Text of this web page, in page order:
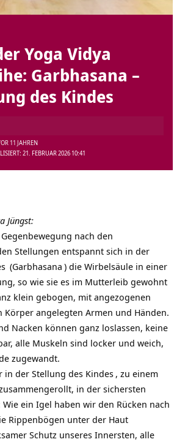
Yoga Vidya
Garbhasana –
des Kindes
21. FEBRUAR 2026 10:41
11 JAHREN
Jüngst:
nach den
Stellungen entspannt sich in der
(Garbhasana ) die Wirbelsäule in einer
so wie sie es im Mutterleib gewohnt
klein gebogen, mit angezogenen
Körper angelegten Armen und Händen.
Nacken können ganz loslassen, keine
alle Muskeln sind locker und weich,
zugewandt.
in der Stellung des Kindes , zu einem
in der sichersten
ein Igel haben wir den Rücken nach
Rippenbögen unter der Haut
Schutz unseres Innersten, alle